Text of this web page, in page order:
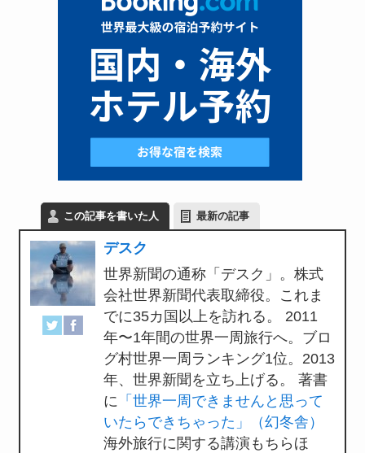
この記事を書いた人 最新の記事
デスク
世界新聞の通称「デスク」。株式
会社世界新聞代表取締役。これま
でに35カ国以上を訪れる。 2011
年〜1年間の世界一周旅行へ。ブロ
グ村世界一周ランキング1位。2013
年、世界新聞を立ち上げる。 著書
に 「世界一周できませんと思って
いたらできちゃった」（幻冬舎）
海外旅行に関する講演もちらほ